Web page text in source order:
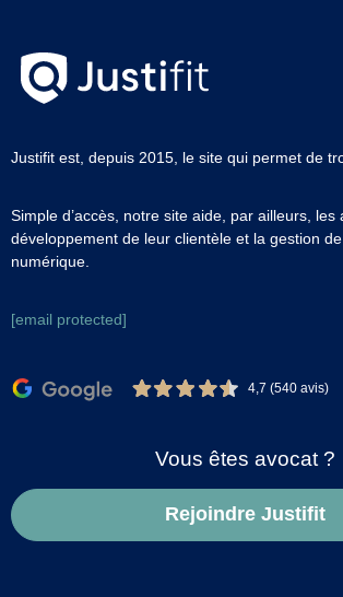
Justifit est, depuis 2015, le site qui permet de
Simple d’accès, notre site aide, par ailleurs, les
développement de leur clientèle et la gestion
numérique.
[email protected]
4,7 (540 avis)
Vous êtes avocat ?
Rejoindre Justifit